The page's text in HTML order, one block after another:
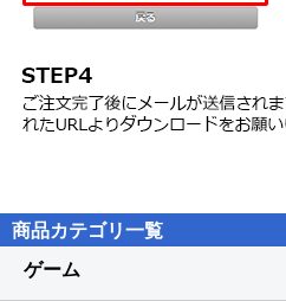
商品カテゴリ一覧
ゲーム